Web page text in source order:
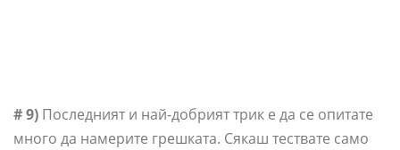
# 9) Последният и най-добрият трик е да се опитате
много да намерите грешката. Сякаш тествате само